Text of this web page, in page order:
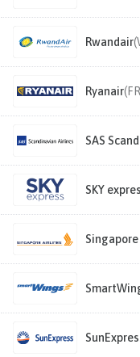
Rwandair
Ryanair
SAS
SKY